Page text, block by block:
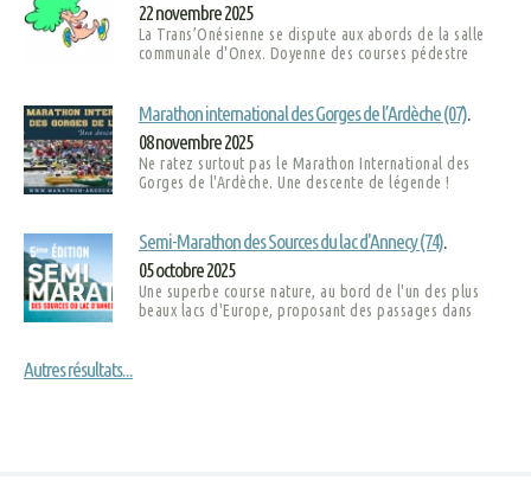
22 novembre 2025
La Trans’Onésienne se dispute aux abords de la salle
communale d'Onex. Doyenne des courses pédestre
Marathon international des Gorges de l’Ardèche (07).
08 novembre 2025
Ne ratez surtout pas le Marathon International des
Gorges de l'Ardèche. Une descente de légende !
Semi-Marathon des Sources du lac d'Annecy (74).
05 octobre 2025
Une superbe course nature, au bord de l'un des plus
beaux lacs d'Europe, proposant des passages dans
Autres résultats...